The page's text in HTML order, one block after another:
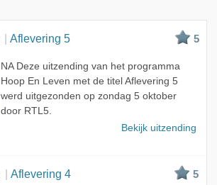
Aflevering 5 5
NA Deze uitzending van het programma
Hoop En Leven met de titel Aflevering 5
werd uitgezonden op zondag 5 oktober
door RTL5.
Bekijk uitzending
Aflevering 4 5